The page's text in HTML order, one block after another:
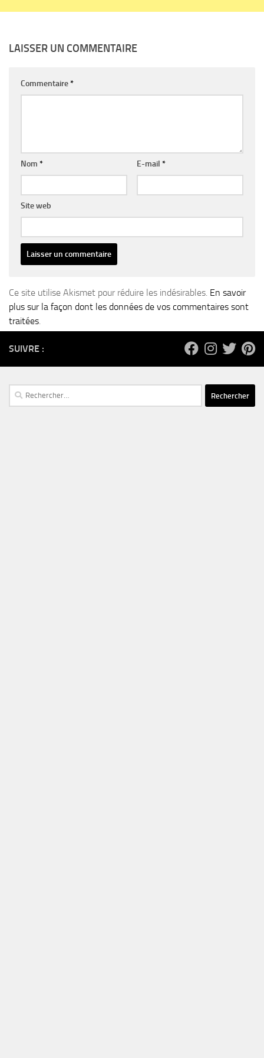
LAISSER UN COMMENTAIRE
Commentaire*
Nom * E-mail *
Site web
Ce site utilise Akismet pour réduire les indésirables. En savoir
plus sur la façon dont les données de vos commentaires sont
traitées.
SUIVRE :
Rechercher :